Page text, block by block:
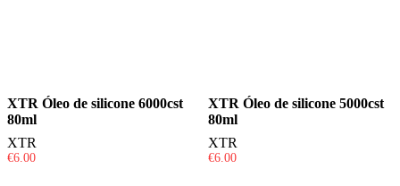
XTR Óleo de silicone 6000cst
80ml
XTR
€6.00
XTR Óleo de silicone 5000cst
80ml
XTR
€6.00